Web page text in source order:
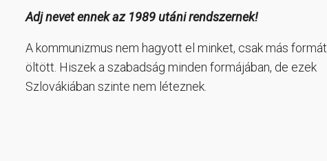
Adj nevet ennek az 1989 utáni rendszernek!
A kommunizmus nem hagyott el minket, csak más formát
öltött. Hiszek a szabadság minden formájában, de ezek
Szlovákiában szinte nem léteznek.